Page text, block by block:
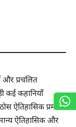
और प्रचलित
कई कहानियाँ
ऐतिहासिक प्रमाण
ऐतिहासिक और